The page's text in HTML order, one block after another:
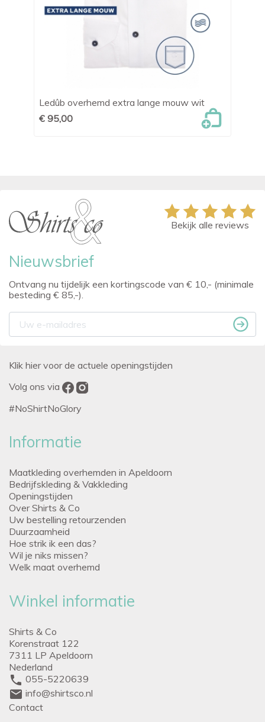
Ledûb overhemd extra lange mouw wit
€ 95,00
Nieuwsbrief
Ontvang nu tijdelijk een kortingscode van € 10,- (minimale
besteding € 85,-).
Bekijk alle reviews
Klik hier voor de actuele openingstijden
Volg ons via
#NoShirtNoGlory
Informatie
Maatkleding overhemden in Apeldoorn
Bedrijfskleding & Vakkleding
Openingstijden
Over Shirts & Co
Uw bestelling retourzenden
Duurzaamheid
Hoe strik ik een das?
Wil je niks missen?
Welk maat overhemd
Winkel informatie
Shirts & Co
Korenstraat 122
7311 LP Apeldoorn
Nederland
phone 055-5220639
mail info@shirtsco.nl
Contact